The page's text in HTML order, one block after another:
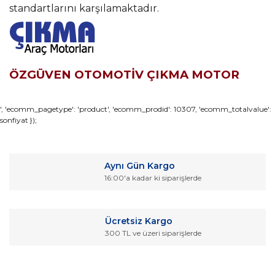
standartlarını karşılamaktadır.
ÖZGÜVEN OTOMOTİV ÇIKMA MOTOR
Yorum Yaz
Bu ürünün fiyat bilgisi, resim, ürün açıklamalarında ve diğer
konularda yetersiz gördüğünüz noktaları öneri formunu
Ürün resmi kalitesiz, bozuk veya görüntülenemiyor.
Ürün fiyatı diğer sitelerden daha pahalı.
', 'ecomm_pagetype': 'product', 'ecomm_prodid': 10307, 'ecomm_totalvalue':
sonfiyat });
Aynı Gün Kargo
16:00'a kadar ki siparişlerde
Ücretsiz Kargo
300 TL ve üzeri siparişlerde